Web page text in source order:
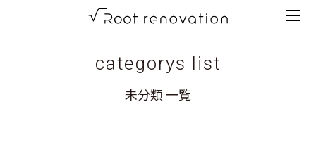
renovation
categorys list
未分類 一覧